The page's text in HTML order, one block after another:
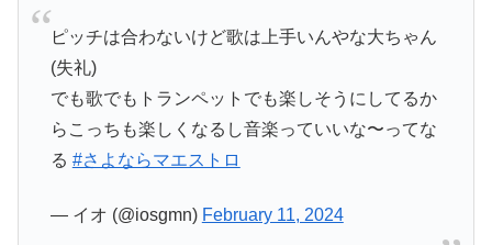
ピッチは合わないけど歌は上手いんやな大ちゃん
(失礼)
でも歌でもトランペットでも楽しそうにしてるか
らこっちも楽しくなるし音楽っていいな〜ってな
る #さよならマエストロ
— イオ (@iosgmn) February 11, 2024